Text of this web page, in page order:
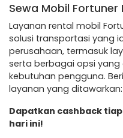
Sewa Mobil Fortuner
Layanan rental mobil
solusi transportasi yang
perusahaan, termasuk
serta berbagai opsi
kebutuhan pengguna.
layanan yang ditawarkan:
Dapatkan cashback tiap
hari ini!